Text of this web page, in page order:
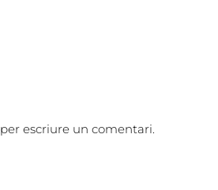
per escriure un comentari.